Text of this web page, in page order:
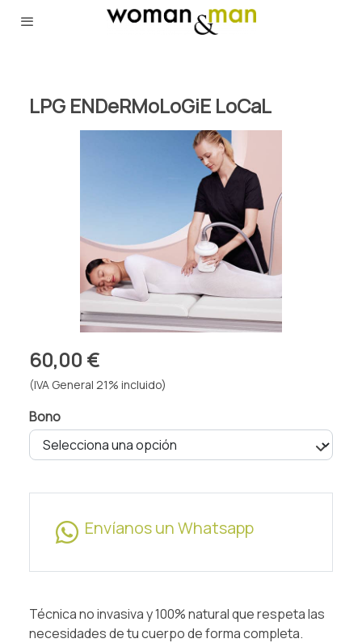
LPG ENDeRMoLoGiE LoCaL
60,00 €
(IVA General 21% incluido)
Bono
Envíanos un Whatsapp
Técnica no invasiva y 100% natural que respeta las
necesidades de tu cuerpo de forma completa.